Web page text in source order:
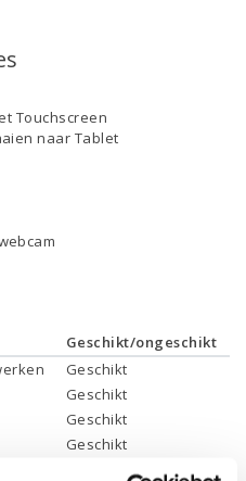
Touchscreen
naar Tablet
Geschikt/ongeschikt
Geschikt
Geschikt
Geschikt
Geschikt
Geschikt *